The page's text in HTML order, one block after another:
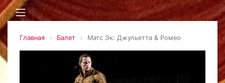
Главная Балет Матс Эк: Джульетта & Ромео